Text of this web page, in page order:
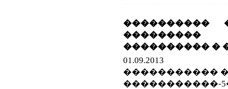
����������
���������
���������� �
01.09.2013
�����������
�����������-